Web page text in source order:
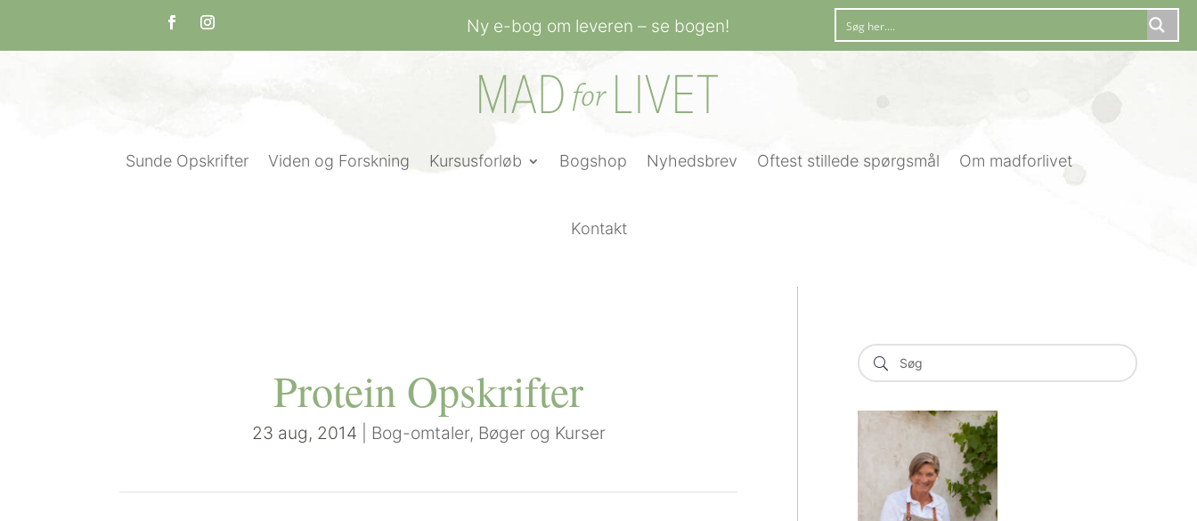
Ny e-bog om leveren – se bogen!
Sunde Opskrifter Viden og Forskning Kursusforløb Bogshop Nyhedsbrev Oftest stillede spørgsmål Om madforlivet
Kontakt
Protein Opskrifter
23 aug, 2014 Bog-omtaler, Bøger og Kurser